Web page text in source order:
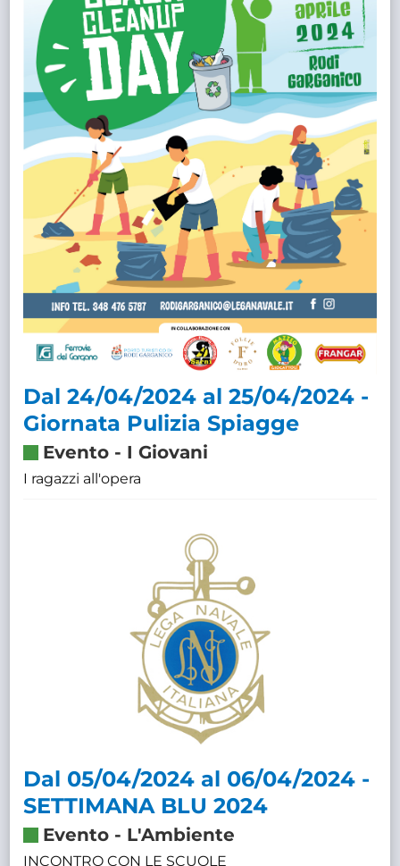
Dal 24/04/2024 al 25/04/2024 -
Giornata Pulizia Spiagge
Evento - I Giovani
I ragazzi all'opera
Dal 05/04/2024 al 06/04/2024 -
SETTIMANA BLU 2024
Evento - L'Ambiente
INCONTRO CON LE SCUOLE